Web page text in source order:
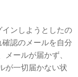
ンしようとしたの
認のメールを自分
ールが届かず、
が一切届かない状